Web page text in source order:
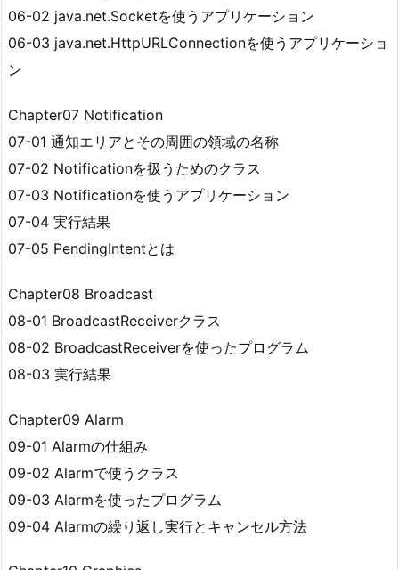
06-02 java.net.Socketを使うアプリケーション
06-03 java.net.HttpURLConnectionを使うアプリケーショ
ン
Chapter07 Notification
07-01 通知エリアとその周囲の領域の名称
07-02 Notificationを扱うためのクラス
07-03 Notificationを使うアプリケーション
07-04 実行結果
07-05 PendingIntentとは
Chapter08 Broadcast
08-01 BroadcastReceiverクラス
08-02 BroadcastReceiverを使ったプログラム
08-03 実行結果
Chapter09 Alarm
09-01 Alarmの仕組み
09-02 Alarmで使うクラス
09-03 Alarmを使ったプログラム
09-04 Alarmの繰り返し実行とキャンセル方法